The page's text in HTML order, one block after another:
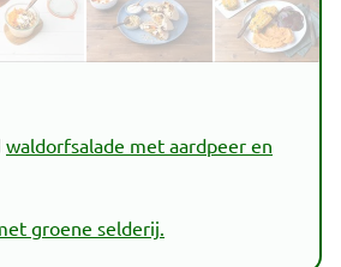
waldorfsalade met aardpeer en
groene selderij.